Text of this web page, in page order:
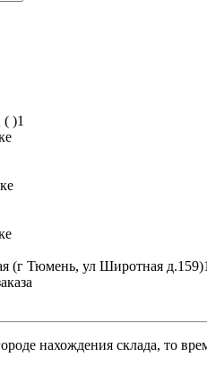
)1
(г Тюмень, ул Широтная д.159)1
нахождения склада, то